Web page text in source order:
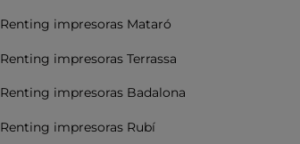
Renting impresoras Mataró
Renting impresoras Terrassa
Renting impresoras Badalona
Renting impresoras Rubí